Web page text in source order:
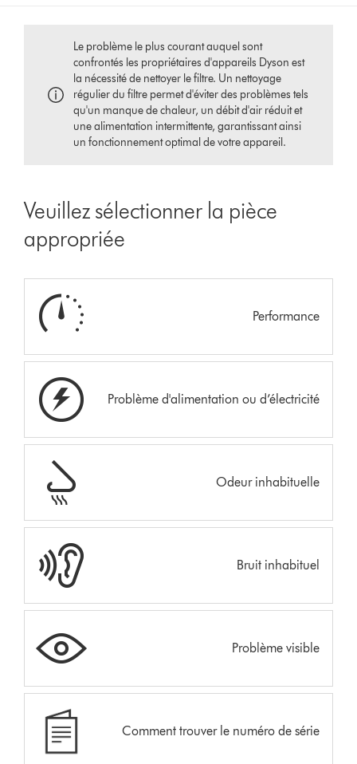
Le problème le plus courant auquel sont
confrontés les propriétaires d'appareils Dyson est
la nécessité de nettoyer le filtre. Un nettoyage
régulier du filtre permet d'éviter des problèmes tels
qu'un manque de chaleur, un débit d'air réduit et
une alimentation intermittente, garantissant ainsi
un fonctionnement optimal de votre appareil.
Veuillez sélectionner la pièce
appropriée
Performance
Problème d'alimentation ou d’électricité
Odeur inhabituelle
Bruit inhabituel
Problème visible
Comment trouver le numéro de série